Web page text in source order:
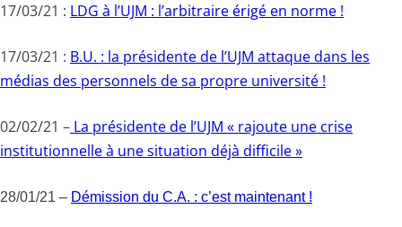
17/03/21 : LDG à l’UJM : l’arbitraire érigé en norme !
17/03/21 : B.U. : la présidente de l’UJM attaque dans les
médias des personnels de sa propre université !
02/02/21 – La présidente de l’UJM « rajoute une crise
institutionnelle à une situation déjà difficile »
28/01/21 – Démission du C.A. : c’est maintenant !